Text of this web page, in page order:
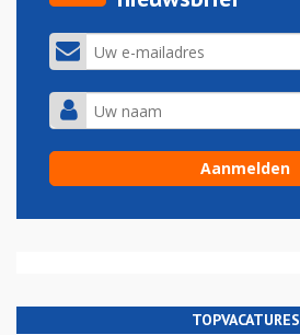
TOPVACATURES